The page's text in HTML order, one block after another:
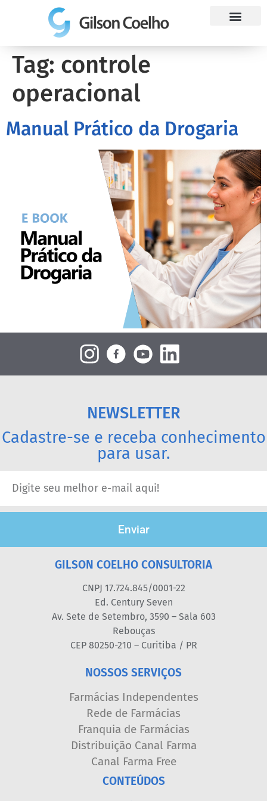
Tag: controle
operacional
Manual Prático da Drogaria
NEWSLETTER
Cadastre-se e receba conhecimento
para usar.
Enviar
GILSON COELHO CONSULTORIA
CNPJ 17.724.845/0001-22
Ed. Century Seven
Av. Sete de Setembro, 3590 – Sala 603
Rebouças
CEP 80250-210 – Curitiba / PR
NOSSOS SERVIÇOS
Farmácias Independentes
Rede de Farmácias
Franquia de Farmácias
Distribuição Canal Farma
Canal Farma Free
CONTEÚDOS